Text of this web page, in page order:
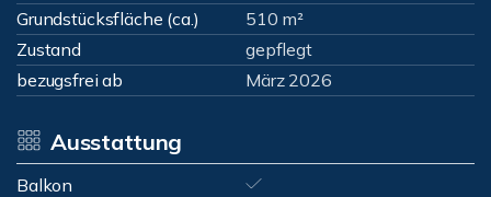
Grundstücksfläche (ca.)
510 m²
Zustand
gepflegt
bezugsfrei ab
März 2026
Ausstattung
Balkon